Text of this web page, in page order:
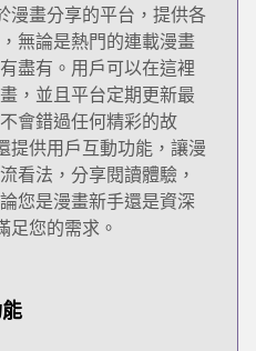
畫分享的平台，提供各
無論是熱門的連載漫畫
盡有。用戶可以在這裡
，並且平台定期更新最
會錯過任何精彩的故
供用戶互動功能，讓漫
看法，分享閱讀體驗，
您是漫畫新手還是資深
您的需求。